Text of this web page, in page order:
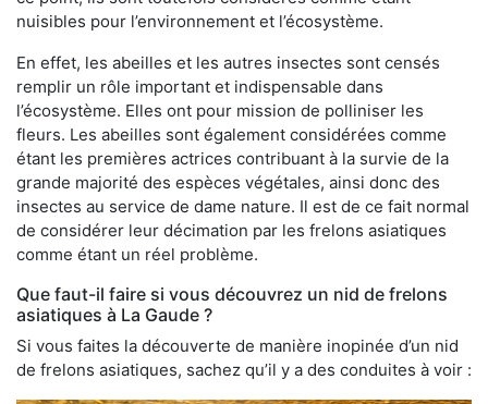
nuisibles pour l’environnement et l’écosystème.
En effet, les abeilles et les autres insectes sont censés
remplir un rôle important et indispensable dans
l’écosystème. Elles ont pour mission de polliniser les
fleurs. Les abeilles sont également considérées comme
étant les premières actrices contribuant à la survie de la
grande majorité des espèces végétales, ainsi donc des
insectes au service de dame nature. Il est de ce fait normal
de considérer leur décimation par les frelons asiatiques
comme étant un réel problème.
Que faut-il faire si vous découvrez un nid de frelons
asiatiques à La Gaude ?
Si vous faites la découverte de manière inopinée d’un nid
de frelons asiatiques, sachez qu’il y a des conduites à voir :